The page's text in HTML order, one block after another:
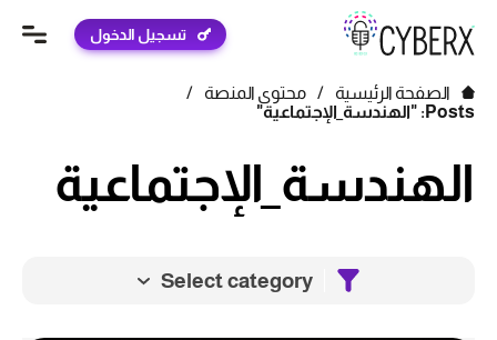
تسجيل الدخول
الصفحة الرئيسية / محتوى المنصة
/
Posts: "الهندسة_الإجتماعية"
الهندسة_الإجتماعية
Select category